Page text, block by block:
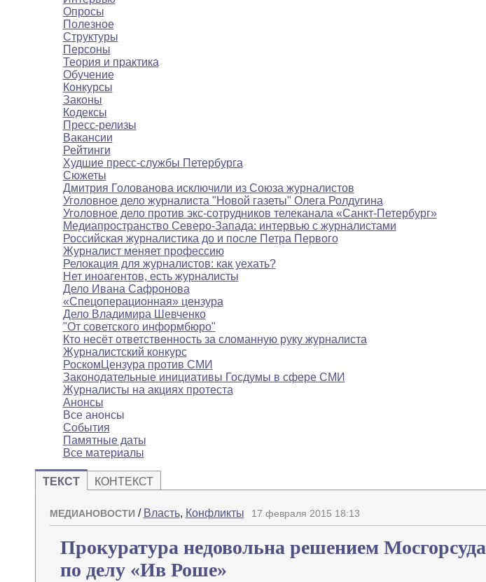
Опросы
Полезное
Структуры
Персоны
Теория и практика
Обучение
Конкурсы
Законы
Кодексы
Пресс-релизы
Вакансии
Рейтинги
Худшие пресс-службы Петербурга
Сюжеты
Дмитрия Голованова исключили из Союза журналистов
Уголовное дело журналиста "Новой газеты" Олега Ролдугина
Уголовное дело против экс-сотрудников телеканала «Санкт-Петербург»
Медиапространство Северо-Запада: интервью с журналистами
Российская журналистика до и после Петра Первого
Журналист меняет профессию
Релокация для журналистов: как уехать?
Нет иноагентов, есть журналисты
Дело Ивана Сафронова
«Спецоперационная» цензура
Дело Владимира Шевченко
"От советского информбюро"
Кто несёт ответственность за сломанную руку журналиста
Журналистский конкурс
РоскомЦензура против СМИ
Законодательные инициативы Госдумы в сфере СМИ
Журналисты на акциях протеста
Анонсы
Все анонсы
События
Памятные даты
Все материалы
ТЕКСТ КОНТЕКСТ
МЕДИАНОВОСТИ / Власть, Конфликты 17 февраля 2015 18:13
Прокуратура недовольна решением Мосгорсуда
по делу «Ив Роше»